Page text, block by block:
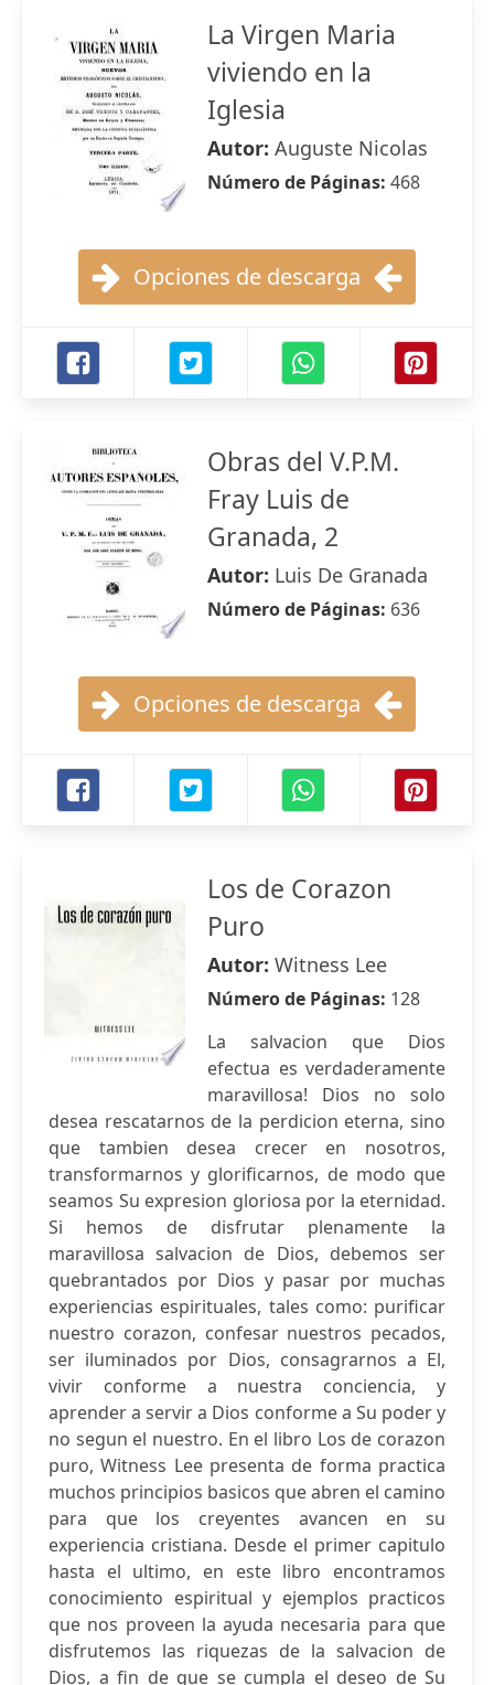
La Virgen Maria
viviendo en la
Iglesia
Autor: Auguste Nicolas
Número de Páginas: 468
Opciones de descarga
Obras del V.P.M.
Fray Luis de
Granada, 2
Autor: Luis De Granada
Número de Páginas: 636
Opciones de descarga
Los de Corazon
Puro
Autor: Witness Lee
Número de Páginas: 128
La salvacion que Dios
efectua es verdaderamente
maravillosa! Dios no solo
desea rescatarnos de la perdicion eterna, sino
que tambien desea crecer en nosotros,
transformarnos y glorificarnos, de modo que
seamos Su expresion gloriosa por la eternidad.
Si hemos de disfrutar plenamente la
maravillosa salvacion de Dios, debemos ser
quebrantados por Dios y pasar por muchas
experiencias espirituales, tales como: purificar
nuestro corazon, confesar nuestros pecados,
ser iluminados por Dios, consagrarnos a El,
vivir conforme a nuestra conciencia, y
aprender a servir a Dios conforme a Su poder y
no segun el nuestro. En el libro Los de corazon
puro, Witness Lee presenta de forma practica
muchos principios basicos que abren el camino
para que los creyentes avancen en su
experiencia cristiana. Desde el primer capitulo
hasta el ultimo, en este libro encontramos
conocimiento espiritual y ejemplos practicos
que nos proveen la ayuda necesaria para que
disfrutemos las riquezas de la salvacion de
Dios, a fin de que se cumpla el deseo de Su